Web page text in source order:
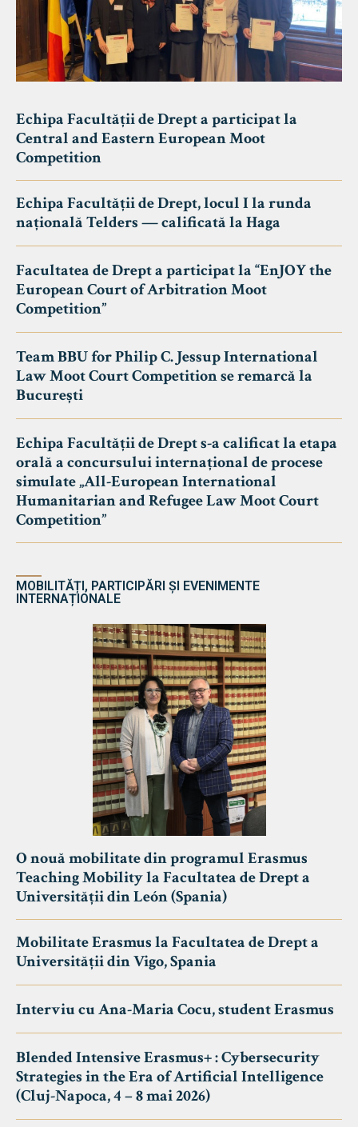
Echipa Facultății de Drept a participat la
Central and Eastern European Moot
Competition
Echipa Facultății de Drept, locul I la runda
națională Telders — calificată la Haga
Facultatea de Drept a participat la “EnJOY the
European Court of Arbitration Moot
Competition”
Team BBU for Philip C. Jessup International
Law Moot Court Competition se remarcă la
București
Echipa Facultății de Drept s-a calificat la etapa
orală a concursului internațional de procese
simulate „All-European International
Humanitarian and Refugee Law Moot Court
Competition”
MOBILITĂȚI, PARTICIPĂRI ȘI EVENIMENTE
INTERNAȚIONALE
O nouă mobilitate din programul Erasmus
Teaching Mobility la Facultatea de Drept a
Universității din León (Spania)
Mobilitate Erasmus la Facultatea de Drept a
Universității din Vigo, Spania
Interviu cu Ana-Maria Cocu, student Erasmus
Blended Intensive Erasmus+ : Cybersecurity
Strategies in the Era of Artificial Intelligence
(Cluj-Napoca, 4 – 8 mai 2026)